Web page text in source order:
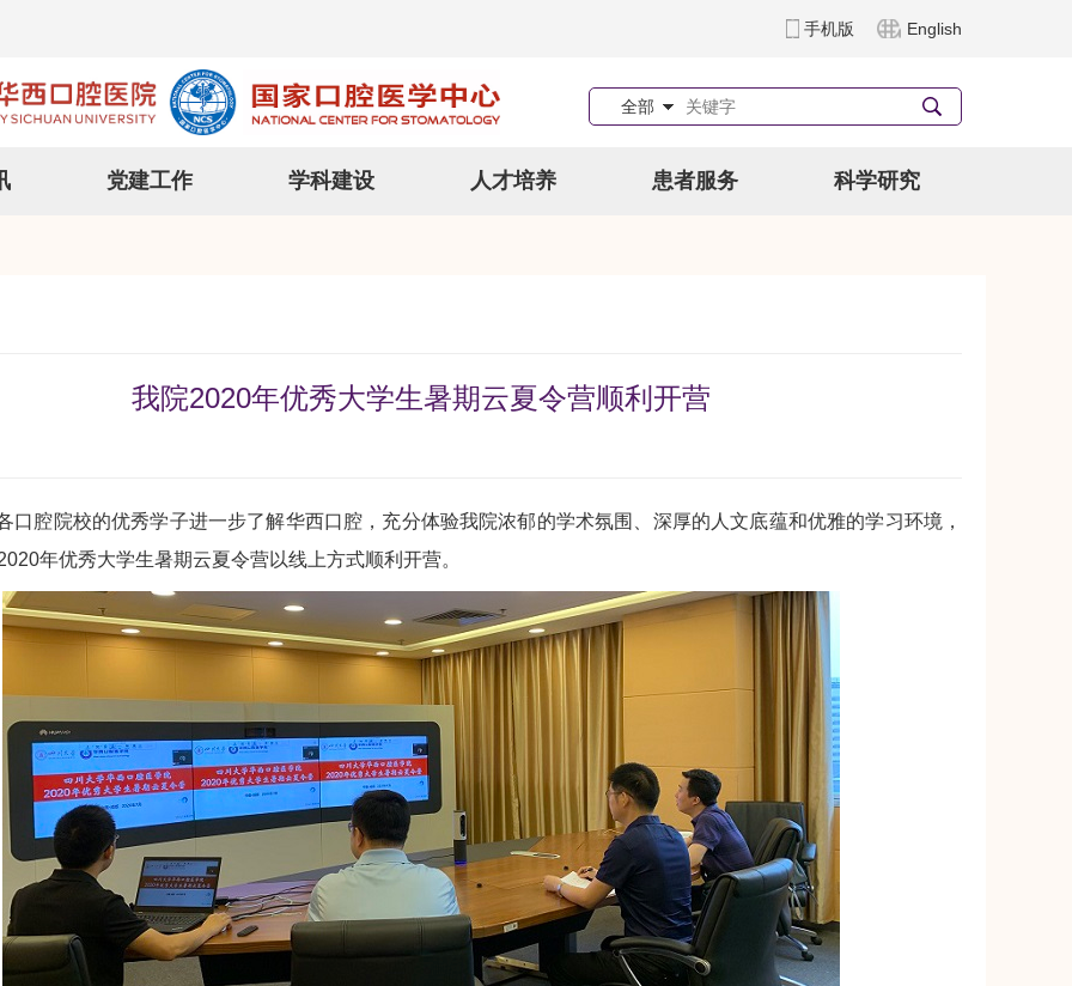
手机版 English
全部
党建工作 学科建设 人才培养 患者服务 科学研究
我院2020年优秀大学生暑期云夏令营顺利开营
腔院校的优秀学子进一步了解华西口腔，充分体验我院浓郁的学术氛围、深厚的人文底蕴和优雅的学习环境，
年优秀大学生暑期云夏令营以线上方式顺利开营。